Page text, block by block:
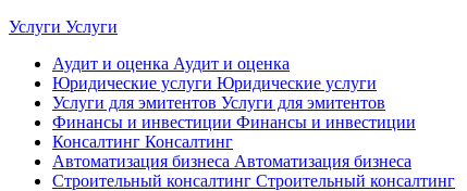
Услуги Услуги
Аудит и оценка Аудит и оценка
Юридические услуги Юридические услуги
Услуги для эмитентов Услуги для эмитентов
Финансы и инвестиции Финансы и инвестиции
Консалтинг Консалтинг
Автоматизация бизнеса Автоматизация бизнеса
Строительный консалтинг Строительный консалтинг